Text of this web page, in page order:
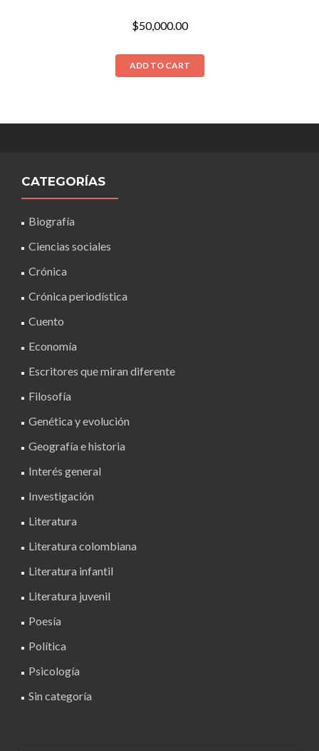
$50,000.00
ADD TO CART
CATEGORÍAS
Biografía
Ciencias sociales
Crónica
Crónica periodística
Cuento
Economía
Escritores que miran diferente
Filosofía
Genética y evolución
Geografía e historia
Interés general
Investigación
Literatura
Literatura colombiana
Literatura infantil
Literatura juvenil
Poesía
Política
Psicología
Sin categoría